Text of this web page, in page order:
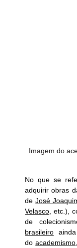
Imagem do
No que se
adquirir obras
de José
Velasco , etc.),
de
brasileiro
do academismo